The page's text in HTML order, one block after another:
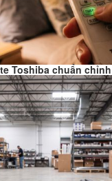
Toshiba chuẩn chỉnh